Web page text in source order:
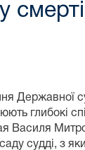
Державної
глибокі
Василя
судді, з